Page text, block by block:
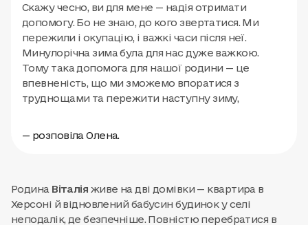
Скажу чесно, ви для мене — надія отримати
допомогу. Бо не знаю, до кого звертатися. Ми
пережили і окупацію, і важкі часи після неї.
Минулорічна зима була для нас дуже важкою.
Тому така допомога для нашої родини — це
впевненість, що ми зможемо впоратися з
труднощами та пережити наступну зиму,
— розповіла Олена.
Родина Віталія живе на дві домівки — квартира в
Херсоні й відновлений бабусин будинок у селі
неподалік, де безпечніше. Повністю перебратися в